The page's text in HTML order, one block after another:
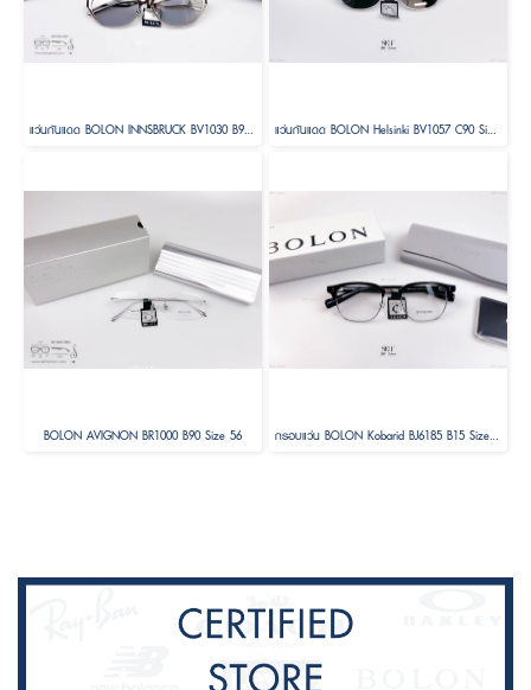
แว่นกันแดด BOLON INNSBRUCK BV1030 B90 Size 58 แว่นกันแดด BOLON Helsinki BV1057 C90 Size 56 ( Foldable )
BOLON AVIGNON BR1000 B90 Size 56 กรอบแว่น BOLON Kobarid BJ6185 B15 Size 52